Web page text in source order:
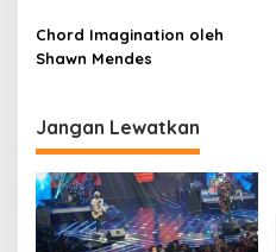
Chord Imagination oleh
Shawn Mendes
Jangan Lewatkan